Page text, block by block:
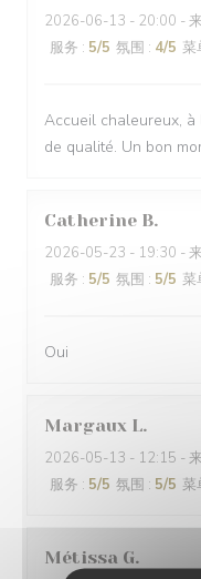
2026-06-13 - 20:00 -
服务 : 5/5 氛围 : 4/5 菜
Accueil chaleureux, à
de qualité. Un bon
Catherine B
2026-05-23 - 19:30 -
服务 : 5/5 氛围 : 5/5 菜
Oui
Margaux L
2026-05-13 - 12:15 -
服务 : 5/5 氛围 : 5/5 菜
Métissa G